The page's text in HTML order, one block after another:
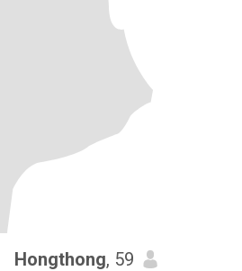
Hongthong, 59